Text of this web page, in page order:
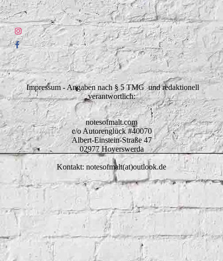
Impressum - Angaben nach § 5 TMG und redaktionell
verantwortlich:
notesofmalt.com
c/o Autorenglück #40070
Albert-Einstein-Straße 47
02977 Hoyerswerda
Kontakt: notesofmalt(at)outlook.de